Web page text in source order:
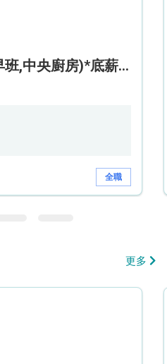
華御結廚務助理(早班,中央廚房)*底薪可達$15.5k* (5天工作週)
全職
更多